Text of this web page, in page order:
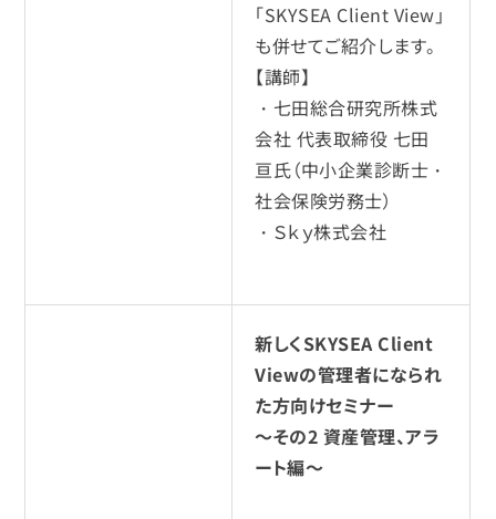
「SKYSEA Client View」
も併せてご紹介します。
【講師】
・七田総合研究所株式
会社 代表取締役 七田
亘氏（中小企業診断士・
社会保険労務士）
・Ｓｋｙ株式会社
新しくSKYSEA Client
Viewの管理者になられ
た方向けセミナー
～その2 資産管理、アラ
ート編～